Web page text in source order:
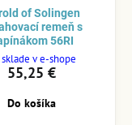
of Solingen
remeň s
56RI
sklade v e-shope
55,25 €
Do košíka